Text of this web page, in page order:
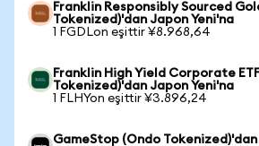
Franklin Responsibly Sourced
Tokenized)'dan Japon Yeni'na
1 FGDLon eşittir ¥8.968,64
Franklin High Yield Corporate
Tokenized)'dan Japon Yeni'na
1 FLHYon eşittir ¥3.896,24
GameStop (Ondo